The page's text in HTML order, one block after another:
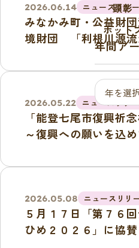
2026.06.14 ニュースリリ
みなかみ町・公益財
境財団 「利根川源
いのちの恵みを永遠(
ぐ」連携協定締結
2026.05.22 ニュースリリ
「能登七尾市復興祈
～復興への願いを込
2026.05.08 ニュースリリ
５月１７日「第７６
ひめ２０２６」に協
顕彰
ホット
年間ア